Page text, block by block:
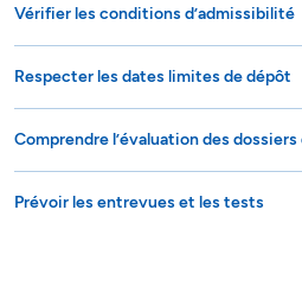
Vérifier les conditions d’admissibilité
Respecter les dates limites de dépôt
Comprendre l’évaluation des
Prévoir les entrevues et les tests